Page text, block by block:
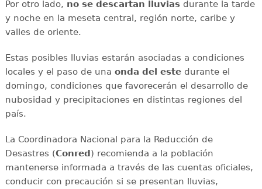
Por otro lado, no se descartan lluviasdurante la tarde
y noche en la meseta central, región norte, caribe y
valles de oriente.
Estas posibles lluvias estarán asociadas a condiciones
locales y el paso de una onda del estedurante el
domingo, condiciones que favorecerán el desarrollo de
nubosidad y precipitaciones en distintas regiones del
país.
La Coordinadora Nacional para la Reducción de
Desastres (Conred) recomienda a la población
mantenerse informada a través de las cuentas oficiales,
conducir con precaución si se presentan lluvias,